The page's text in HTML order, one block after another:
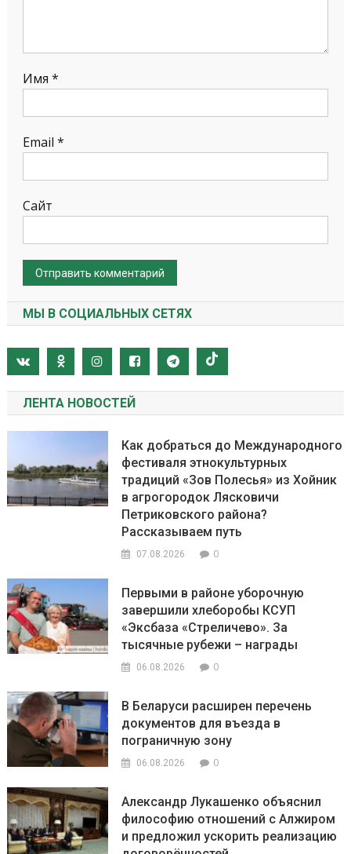
Имя *
Email *
Сайт
МЫ В СОЦИАЛЬНЫХ СЕТЯХ
ЛЕНТА НОВОСТЕЙ
Как добраться до Международного
фестиваля этнокультурных
традиций «Зов Полесья» из Хойник
в агрогородок Лясковичи
Петриковского района?
Рассказываем путь
07.08.2026 0
Первыми в районе уборочную
завершили хлеборобы КСУП
«Эксбаза «Стреличево». За
тысячные рубежи – награды
06.08.2026 0
В Беларуси расширен перечень
документов для въезда в
пограничную зону
06.08.2026 0
Александр Лукашенко объяснил
философию отношений с Алжиром
и предложил ускорить реализацию